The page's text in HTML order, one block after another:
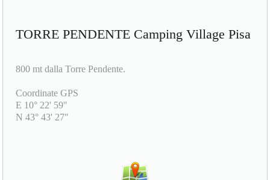
TORRE PENDENTE Camping Village Pisa
800 mt dalla Torre Pendente.
Coordinate GPS
E 10° 22' 59"
N 43° 43' 27"